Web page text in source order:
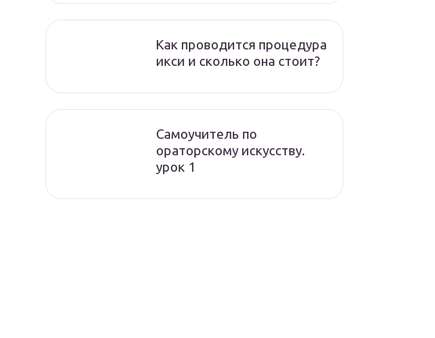
Как проводится процедура
икси и сколько она стоит?
Самоучитель по
ораторскому искусству.
урок 1